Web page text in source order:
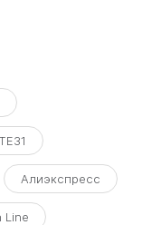
Алиэкспресс
Line